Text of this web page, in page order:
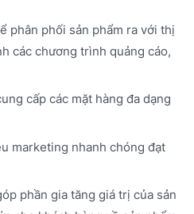
phân phối sản phẩm ra với thị
các chương trình quảng cáo,
cấp các mặt hàng đa dạng
marketing nhanh chóng đạt
phần gia tăng giá trị của sản